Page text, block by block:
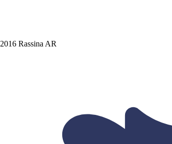
Rassina AR